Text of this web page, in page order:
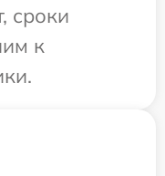
сроки
к